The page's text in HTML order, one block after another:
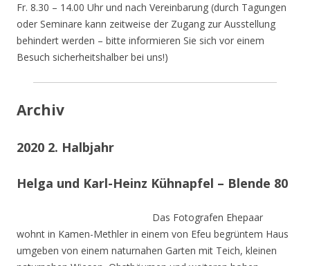
Fr. 8.30 – 14.00 Uhr und nach Vereinbarung (durch Tagungen
oder Seminare kann zeitweise der Zugang zur Ausstellung
behindert werden – bitte informieren Sie sich vor einem
Besuch sicherheitshalber bei uns!)
Archiv
2020 2. Halbjahr
Helga und Karl-Heinz Kühnapfel – Blende 80
Das Fotografen Ehepaar
wohnt in Kamen-Methler in einem von Efeu begrüntem Haus
umgeben von einem naturnahen Garten mit Teich, kleinen